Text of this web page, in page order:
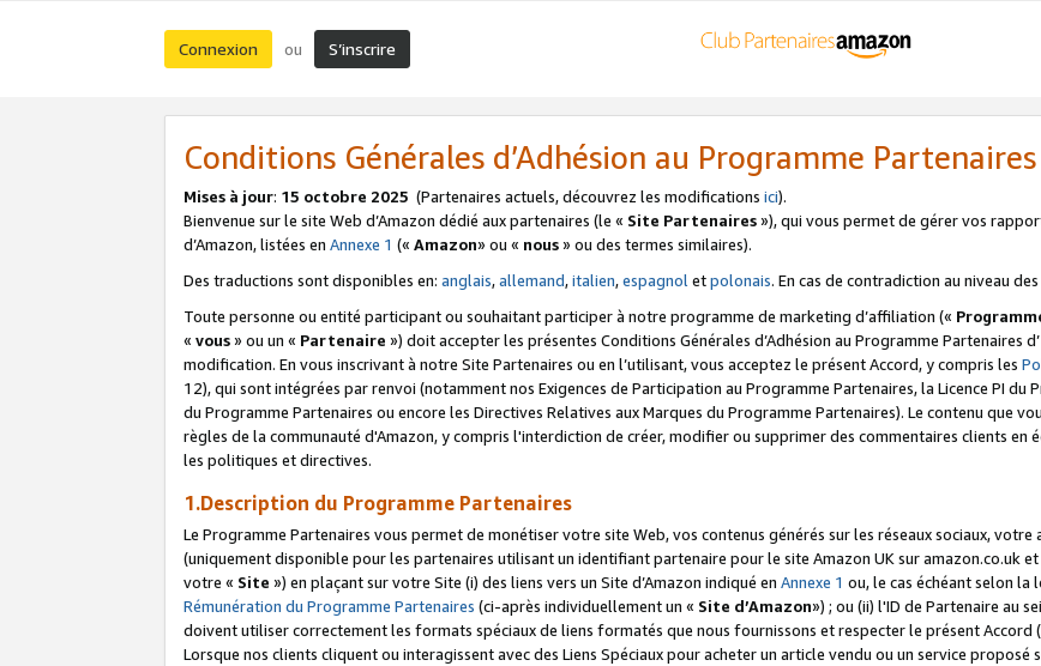
Connexion ou S’inscrire
Conditions Générales d’Adhésion au Programme
Mises à jour: 15 octobre 2025 (Partenaires actuels, découvrez les modifications ici).
Bienvenue sur le site Web d’Amazon dédié aux partenaires (le « Site Partenaires»), qui vous permet de gérer vos
d’Amazon, listées en Annexe 1 (« Amazon» ou « nous» ou des termes similaires).
Des traductions sont disponibles en: anglais,allemand,italien,espagnoletpolonais. En cas de contradiction au niveau
Toute personne ou entité participant ou souhaitant participer à notre programme de marketing d’affiliation («
« vous» ou un « Partenaire ») doit accepter les présentes Conditions Générales d’Adhésion au Programme Partenaires d’
modification. En vous inscrivant à notre Site Partenaires ou en l’utilisant, vous acceptez le présent Accord, y compris les
12), qui sont intégrées par renvoi (notamment nos Exigences de Participation au Programme Partenaires, la Licence PI du
du Programme Partenaires ou encore les Directives Relatives aux Marques du Programme Partenaires). Le contenu que
règles de la communauté d'Amazon, y compris l'interdiction de créer, modifier ou supprimer des commentaires clients
les politiques et directives.
1.Description du Programme Partenaires
Le Programme Partenaires vous permet de monétiser votre site Web, vos contenus générés sur les réseaux sociaux,
(uniquement disponible pour les partenaires utilisant un identifiant partenaire pour le site Amazon UK sur amazon.co.uk
votre « Site ») en plaçant sur votre Site (i) des liens vers un Site d’Amazon indiqué en Annexe 1 ou, le cas échéant selon la
Rémunération du Programme Partenaires (ci-après individuellement un « Site d’Amazon») ; ou (ii) l'ID de Partenaire au
doivent utiliser correctement les formats spéciaux de liens formatés que nous fournissons et respecter le présent Accord
Lorsque nos clients cliquent ou interagissent avec des Liens Spéciaux pour acheter un article vendu ou un service